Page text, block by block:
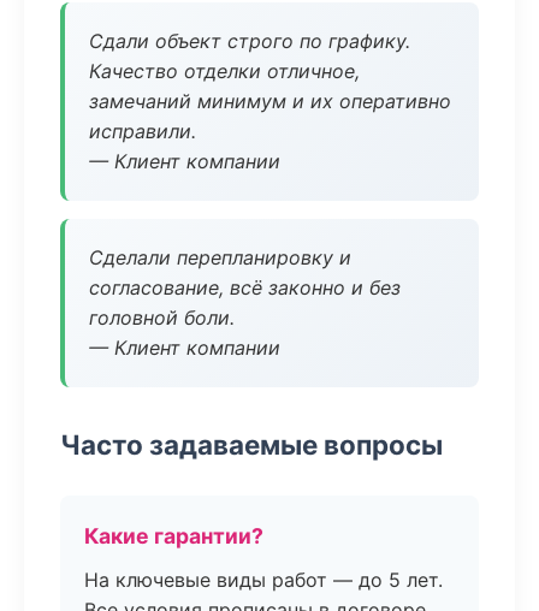
Сдали объект строго по графику.
Качество отделки отличное,
замечаний минимум и их оперативно
исправили.
— Клиент компании
Сделали перепланировку и
согласование, всё законно и без
головной боли.
— Клиент компании
Часто задаваемые вопросы
Какие гарантии?
На ключевые виды работ — до 5 лет.